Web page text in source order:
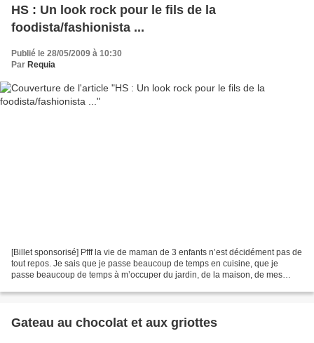
HS : Un look rock pour le fils de la
foodista/fashionista ...
Publié le 28/05/2009 à 10:30
Par Requia
[Billet sponsorisé] Pfff la vie de maman de 3 enfants n’est décidément pas de
tout repos. Je sais que je passe beaucoup de temps en cuisine, que je
passe beaucoup de temps à m’occuper du jardin, de la maison, de mes
Gateau au chocolat et aux griottes